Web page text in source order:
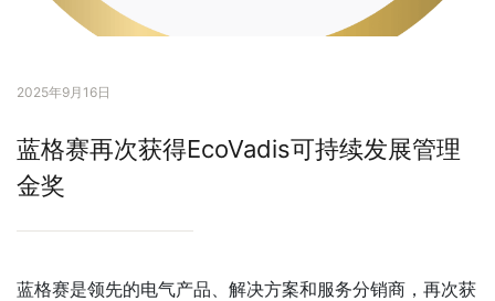
2025年9月16日
蓝格赛再次获得EcoVadis可持续发展管理
金奖
蓝格赛是领先的电气产品、解决方案和服务分销商，再次获